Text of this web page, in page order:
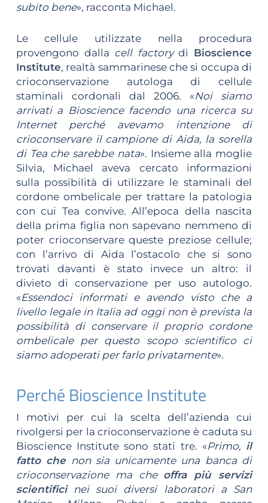
subito bene», racconta Michael.
Le cellule utilizzate nella procedura
provengono dalla cell factorydi Bioscience
Institute, realtà sammarinese che si occupa di
crioconservazione autologa di cellule
staminali cordonali dal 2006. «Noi siamo
arrivati a Bioscience facendo una ricerca su
Internet perché avevamo intenzione di
crioconservare il campione di Aida, la sorella
di Tea che sarebbe nata». Insieme alla moglie
Silvia, Michael aveva cercato informazioni
sulla possibilità di utilizzare le staminali del
cordone ombelicale per trattare la patologia
con cui Tea convive. All’epoca della nascita
della prima figlia non sapevano nemmeno di
poter crioconservare queste preziose cellule;
con l’arrivo di Aida l’ostacolo che si sono
trovati davanti è stato invece un altro: il
divieto di conservazione per uso autologo.
«Essendoci informati e avendo visto che a
livello legale in Italia ad oggi non è prevista la
possibilità di conservare il proprio cordone
ombelicale per questo scopo scientifico ci
siamo adoperati per farlo privatamente».
Perché Bioscience Institute
I motivi per cui la scelta dell’azienda cui
rivolgersi per la crioconservazione è caduta su
Bioscience Institute sono stati tre. «Primo, il
fatto chenon sia unicamente una banca di
crioconservazione ma che offra più servizi
scientificinei suoi diversi laboratori a San